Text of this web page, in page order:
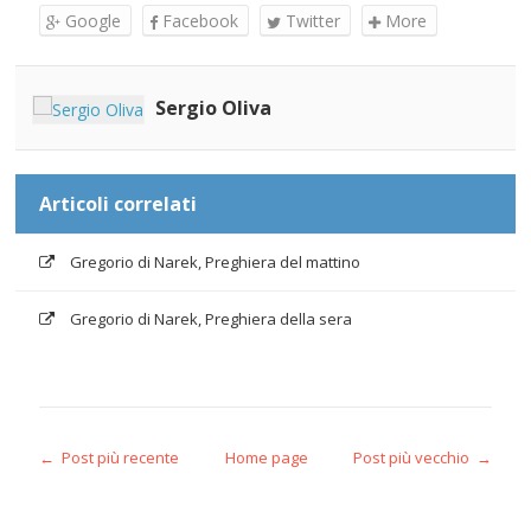
Google Facebook Twitter More
Sergio Oliva
Articoli correlati
Gregorio di Narek, Preghiera del mattino
Gregorio di Narek, Preghiera della sera
← Post più recente Post più vecchio →
Home page